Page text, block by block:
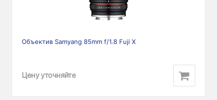
Объектив Samyang 85mm f/1.8 Fuji X
Цену уточняйте